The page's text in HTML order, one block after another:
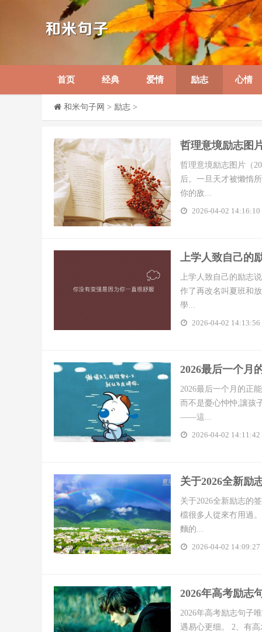
首页 经典 爱情 励志 心情
和米句子网 > 励志 >
哲理意境励志图
哲理意境励志图片（
后。一旦天才被懒惰
你的敌...
2026-04-02 14:16:10
上学人致自己的
上学人致自己的励志
作了再改名叫夏班和
學...
2026-04-02 14:13:56
​2026最后一个月
2026最后一个月的正
而不是憂心忡忡;讓孩
——這...
2026-04-02 14:11:42
关于2026全新励
关于2026全新励志的
檔很多人從來冇用過
麵的...
2026-04-02 14:09:27
​2026年高考励志
2026年高考励志句子
遇易心更细。 2、有